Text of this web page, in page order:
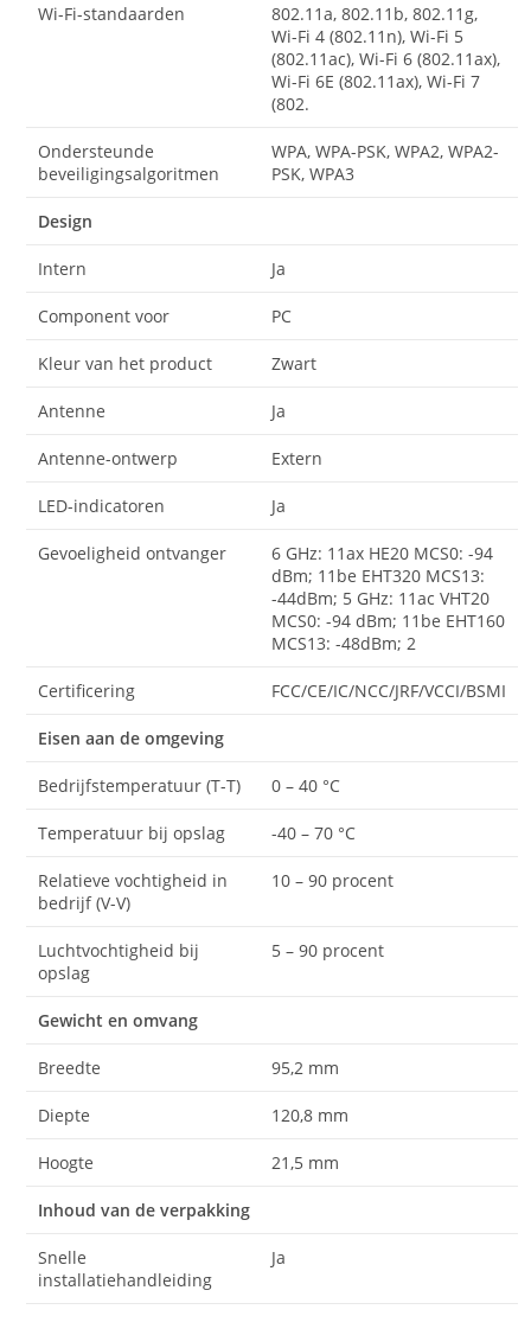
Wi-Fi-standaarden
802.11a, 802.11b, 802.11g,
Wi-Fi 4 (802.11n), Wi-Fi 5
(802.11ac), Wi-Fi 6 (802.11ax),
Wi-Fi 6E (802.11ax), Wi-Fi 7
(802.
Ondersteunde
beveiligingsalgoritmen
WPA, WPA-PSK, WPA2, WPA2-
PSK, WPA3
Design
Intern Ja
Component voor PC
Kleur van het product Zwart
Antenne Ja
Antenne-ontwerp Extern
LED-indicatoren Ja
Gevoeligheid ontvanger
6 GHz: 11ax HE20 MCS0: -94
dBm; 11be EHT320 MCS13:
-44dBm; 5 GHz: 11ac VHT20
MCS0: -94 dBm; 11be EHT160
MCS13: -48dBm; 2
Certificering FCC/CE/IC/NCC/JRF/VCCI/BSMI
Eisen aan de omgeving
Bedrijfstemperatuur (T-T) 0 – 40 °C
Temperatuur bij opslag -40 – 70 °C
Relatieve vochtigheid in
bedrijf (V-V)
10 – 90 procent
Luchtvochtigheid bij
opslag
5 – 90 procent
Gewicht en omvang
Breedte 95,2 mm
Diepte 120,8 mm
Hoogte 21,5 mm
Inhoud van de verpakking
Snelle
installatiehandleiding
Ja